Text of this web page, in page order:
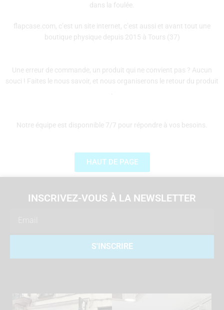
dans la foulée.
flapcase.com, c’est un site internet, c’est aussi et avant tout une
boutique physique depuis 2015 à Tours (37)
Une erreur de commande, un produit qui ne convient pas ? Aucun
souci ! Faites le nous savoir, et nous organiserons le retour du produit
Notre équipe est disponnible 7/7 pour répondre à vos besoins.
HAUT DE PAGE
INSCRIVEZ-VOUS À LA NEWSLETTER
S'INSCRIRE